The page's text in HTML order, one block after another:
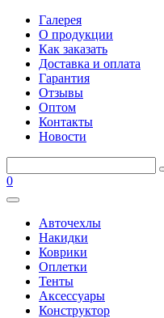
Галерея
О продукции
Как заказать
Доставка и оплата
Гарантия
Отзывы
Оптом
Контакты
Новости
0
Авточехлы
Накидки
Коврики
Оплетки
Тенты
Аксессуары
Конструктор